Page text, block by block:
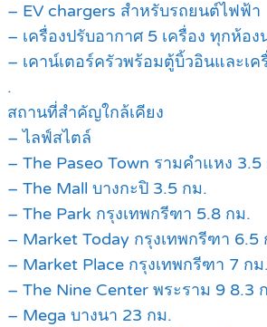
– EV chargers สำหรับรถยนต์ไฟฟ้า
– เครื่องปรับอากาศ 5 เครื่อง ทุกห้อง
– เคาน์เตอร์ครัวพร้อมตู้บิ้วอินและเ
.
สถานที่สำคัญใกล้เคียง
– ไลฟ์สไตล์
– The Paseo Town รามคำแหง 3.5
– The Mall บางกะปิ 3.5 กม.
– The Park กรุงเทพกรีฑา 5.8 กม.
– Market Today กรุงเทพกรีฑา 6.5
– Market Place กรุงเทพกรีฑา 7 กม.
– The Nine Center พระราม 9 8.3
– Mega บางนา 23 กม.